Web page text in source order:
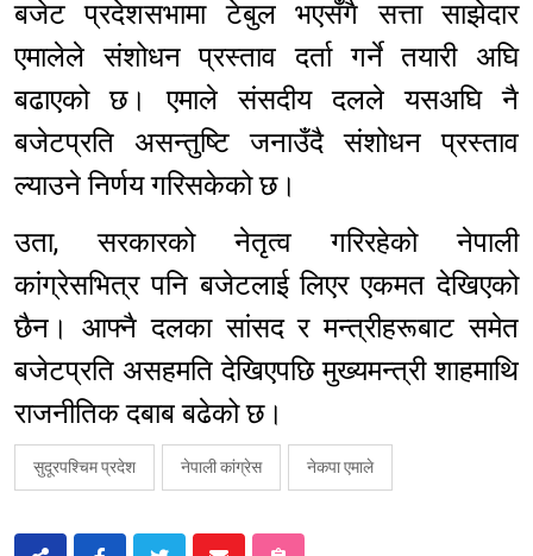
बजेट प्रदेशसभामा टेबुल भएसँगै सत्ता साझेदार
एमालेले संशोधन प्रस्ताव दर्ता गर्ने तयारी अघि
बढाएको छ। एमाले संसदीय दलले यसअघि नै
बजेटप्रति असन्तुष्टि जनाउँदै संशोधन प्रस्ताव
ल्याउने निर्णय गरिसकेको छ।
उता, सरकारको नेतृत्व गरिरहेको नेपाली
कांग्रेसभित्र पनि बजेटलाई लिएर एकमत देखिएको
छैन। आफ्नै दलका सांसद र मन्त्रीहरूबाट समेत
बजेटप्रति असहमति देखिएपछि मुख्यमन्त्री शाहमाथि
राजनीतिक दबाब बढेको छ।
सुदूरपश्चिम प्रदेश नेपाली कांग्रेस नेकपा एमाले